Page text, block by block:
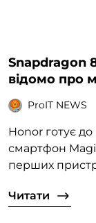
Snapdragon
відомо про
ProIT NEWS
Honor готує
смартфон
перших
Читати